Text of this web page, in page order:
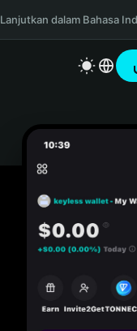
Lanjutkan dalam Bahasa